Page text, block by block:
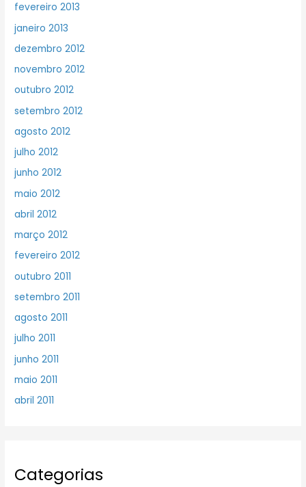
fevereiro 2013
janeiro 2013
dezembro 2012
novembro 2012
outubro 2012
setembro 2012
agosto 2012
julho 2012
junho 2012
maio 2012
abril 2012
março 2012
fevereiro 2012
outubro 2011
setembro 2011
agosto 2011
julho 2011
junho 2011
maio 2011
abril 2011
Categorias